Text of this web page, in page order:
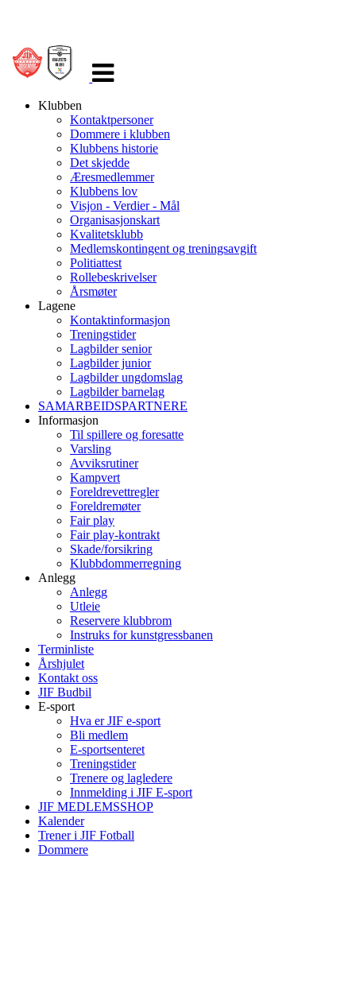
navigasjon
Klubben
Kontaktpersoner
Dommere i klubben
Klubbens historie
Det skjedde
Æresmedlemmer
Klubbens lov
Visjon - Verdier - Mål
Organisasjonskart
Kvalitetsklubb
Medlemskontingent og treningsavgift
Politiattest
Rollebeskrivelser
Årsmøter
Lagene
Kontaktinformasjon
Treningstider
Lagbilder senior
Lagbilder junior
Lagbilder ungdomslag
Lagbilder barnelag
SAMARBEIDSPARTNERE
Informasjon
Til spillere og foresatte
Varsling
Avviksrutiner
Kampvert
Foreldrevettregler
Foreldremøter
Fair play
Fair play-kontrakt
Skade/forsikring
Klubbdommerregning
Anlegg
Anlegg
Utleie
Reservere klubbrom
Instruks for kunstgressbanen
Terminliste
Årshjulet
Kontakt oss
JIF Budbil
E-sport
Hva er JIF e-sport
Bli medlem
E-sportsenteret
Treningstider
Trenere og lagledere
Innmelding i JIF E-sport
JIF MEDLEMSSHOP
Kalender
Trener i JIF Fotball
Dommere